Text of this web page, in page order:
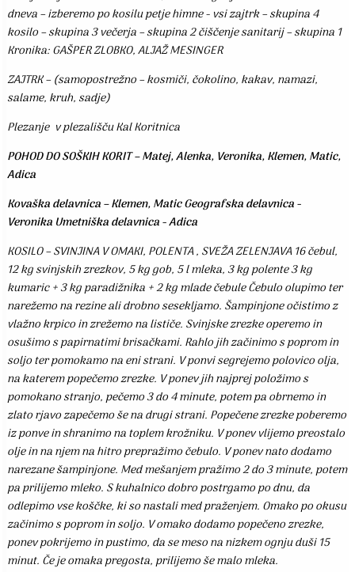
dneva – izberemo po kosilu petje himne - vsi zajtrk – skupina 4
kosilo – skupina 3 večerja – skupina 2 čiščenje sanitarij – skupina 1
Kronika: GAŠPER ZLOBKO, ALJAŽ MESINGER
ZAJTRK – (samopostrežno – kosmiči, čokolino, kakav, namazi,
salame, kruh, sadje)
Plezanje v plezališču Kal Koritnica
POHOD DO SOŠKIH KORIT – Matej, Alenka, Veronika, Klemen, Matic,
Adica
Kovaška delavnica – Klemen, Matic Geografska delavnica -
Veronika Umetniška delavnica - Adica
KOSILO – SVINJINA V OMAKI, POLENTA , SVEŽA ZELENJAVA 16 čebul,
12 kg svinjskih zrezkov, 5 kg gob, 5 l mleka, 3 kg polente 3 kg
kumaric + 3 kg paradižnika + 2 kg mlade čebule Čebulo olupimo ter
narežemo na rezine ali drobno sesekljamo. Šampinjone očistimo z
vlažno krpico in zrežemo na lističe. Svinjske zrezke operemo in
osušimo s papirnatimi brisačkami. Rahlo jih začinimo s poprom in
soljo ter pomokamo na eni strani. V ponvi segrejemo polovico olja,
na katerem popečemo zrezke. V ponev jih najprej položimo s
pomokano stranjo, pečemo 3 do 4 minute, potem pa obrnemo in
zlato rjavo zapečemo še na drugi strani. Popečene zrezke poberemo
iz ponve in shranimo na toplem krožniku. V ponev vlijemo preostalo
olje in na njem na hitro prepražimo čebulo. V ponev nato dodamo
narezane šampinjone. Med mešanjem pražimo 2 do 3 minute, potem
pa prilijemo mleko. S kuhalnico dobro postrgamo po dnu, da
odlepimo vse koščke, ki so nastali med praženjem. Omako po okusu
začinimo s poprom in soljo. V omako dodamo popečeno zrezke,
ponev pokrijemo in pustimo, da se meso na nizkem ognju duši 15
minut. Če je omaka pregosta, prilijemo še malo mleka.